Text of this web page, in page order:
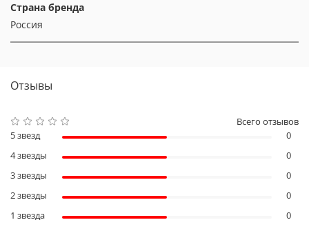
Страна бренда
Россия
Отзывы
Всего отзывов
5 звезд
0
4 звезды
0
3 звезды
0
2 звезды
0
1 звезда
0